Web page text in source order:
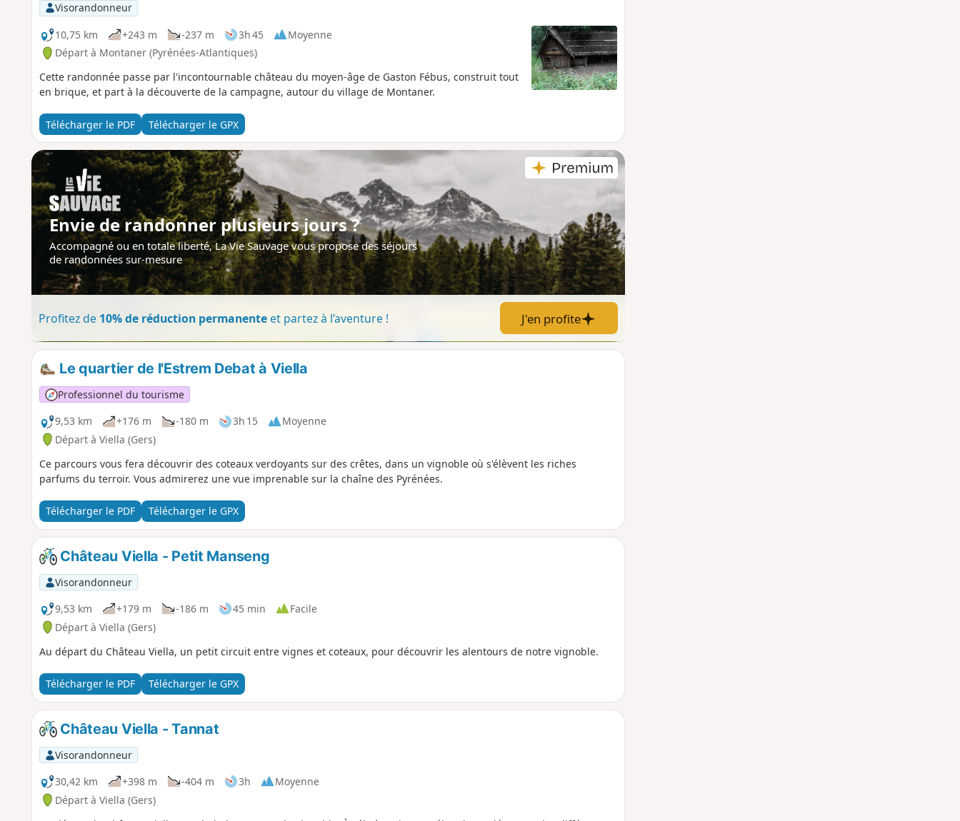
Visorandonneur
10,75 km
+243 m -237 m 3h 45
Moyenne
Départ à Montaner (Pyrénées-Atlantiques)
Cette randonnée passe par l'incontournable château du moyen-âge de Gaston Fébus, construit tout
en brique, et part à la découverte de la campagne, autour du village de Montaner.
Télécharger le PDF Télécharger le GPX
Envie de randonner plusieurs jours ?
Accompagné ou en totale liberté, La Vie Sauvage vous propose des séjours
de randonnées sur-mesure
Profitez de 10% de réduction permanenteet partez à l’aventure ! J'en profite
Le quartier de l'Estrem Debat à Viella
Professionnel du tourisme
9,53 km
+176 m -180 m 3h 15
Moyenne
Départ à Viella (Gers)
Ce parcours vous fera découvrir des coteaux verdoyants sur des crêtes, dans un vignoble où s'élèvent les riches
parfums du terroir. Vous admirerez une vue imprenable sur la chaîne des Pyrénées.
Télécharger le PDF Télécharger le GPX
Château Viella - Petit Manseng
Visorandonneur
9,53 km
+179 m -186 m 45 min
Facile
Départ à Viella (Gers)
Au départ du Château Viella, un petit circuit entre vignes et coteaux, pour découvrir les alentours de notre vignoble.
Télécharger le PDF Télécharger le GPX
Château Viella - Tannat
Visorandonneur
30,42 km
+398 m -404 m 3h
Moyenne
Départ à Viella (Gers)